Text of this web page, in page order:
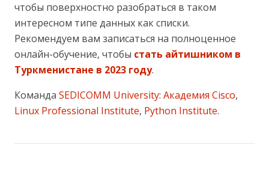
чтобы поверхностно разобраться в таком
интересном типе данных как списки.
Рекомендуем вам записаться на полноценное
онлайн-обучение, чтобы стать айтишником в
Туркменистане в 2023 году.
Команда SEDICOMM University: Академия Cisco,
Linux Professional Institute, Python Institute.